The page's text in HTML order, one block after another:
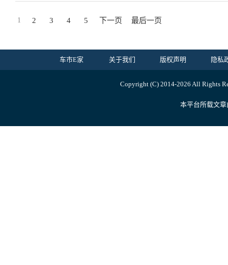
1 2 3 4 5 下一页 最后一页
车市E家 关于我们 版权声明 隐私
Copyright (C) 2014-2026 All Rights
本平台所载文章